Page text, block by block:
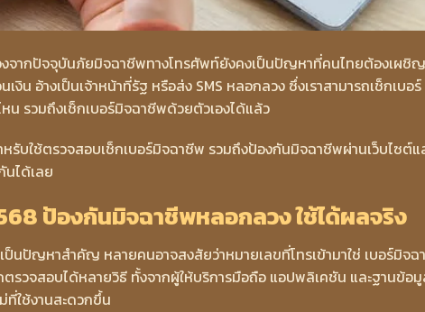
งจากปัจจุบันภัยมิจฉาชีพทางโทรศัพท์ยังคงเป็นปัญหาที่คนไทยต้องเผชิญ
เงิน อ้างเป็นเจ้าหน้าที่รัฐ หรือส่ง SMS หลอกลวง ซึ่งเราสามารถเช็กเบอร์
น รวมถึงเช็กเบอร์มิจฉาชีพด้วยตัวเองได้แล้ว
รับใช้ตรวจสอบเช็กเบอร์มิจฉาชีพ รวมถึงป้องกันมิจฉาชีพผ่านเว็บไซต์แ
ได้เลย
ป้องกันมิจฉาชีพหลอกลวง ใช้ได้ผลจริง
ป็นปัญหาสำคัญ หลายคนอาจสงสัยว่าหมายเลขที่โทรเข้ามาใช่ เบอร์มิจ
ตรวจสอบได้หลายวิธี ทั้งจากผู้ให้บริการมือถือ แอปพลิเคชัน และฐานข้อ
ที่ใช้งานสะดวกขึ้น